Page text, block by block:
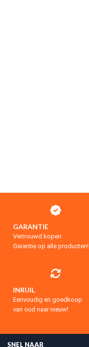
GARANTIE
Vertrouwd kopen
Garantie op alle producten!
INRUIL
Eenvoudig en goedkoop
van oud naar nieuw!
SNEL NAAR